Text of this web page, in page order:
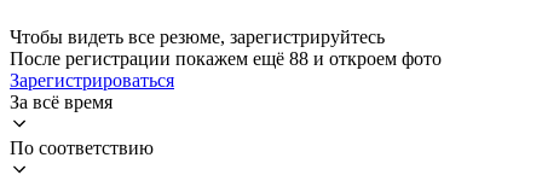
Чтобы видеть все резюме, зарегистрируйтесь
После регистрации покажем ещё 88 и откроем фото
Зарегистрироваться
За всё время
По соответствию